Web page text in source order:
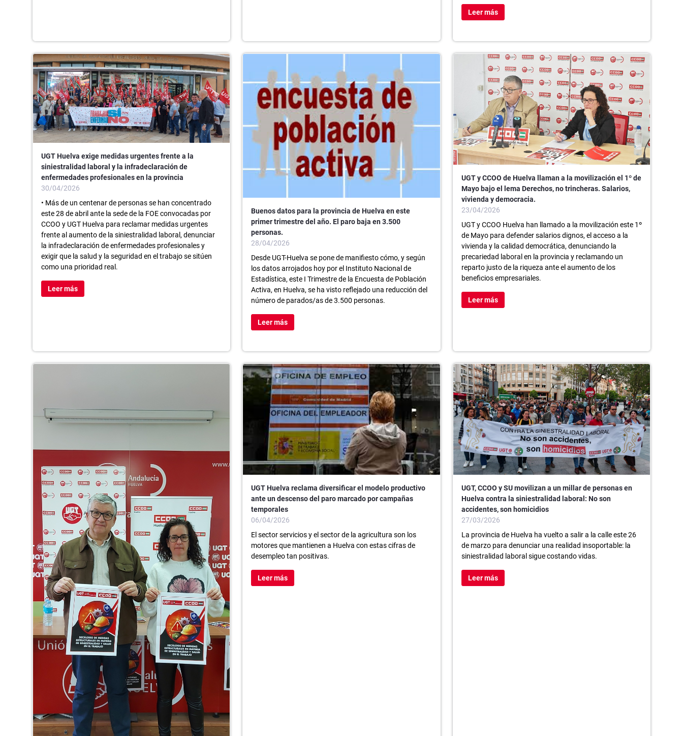
Leer más
UGT Huelva exige medidas urgentes frente a la
siniestralidad laboral y la infradeclaración de
enfermedades profesionales en la provincia
30/04/2026
• Más de un centenar de personas se han concentrado
este 28 de abril ante la sede de la FOE convocadas por
CCOO y UGT Huelva para reclamar medidas urgentes
frente al aumento de la siniestralidad laboral, denunciar
la infradeclaración de enfermedades profesionales y
exigir que la salud y la seguridad en el trabajo se sitúen
como una prioridad real.
Leer más
Buenos datos para la provincia de Huelva en este
primer trimestre del año. El paro baja en 3.500
personas.
28/04/2026
Desde UGT-Huelva se pone de manifiesto cómo, y según
los datos arrojados hoy por el Instituto Nacional de
Estadística, este I Trimestre de la Encuesta de Población
Activa, en Huelva, se ha visto reflejado una reducción del
número de parados/as de 3.500 personas.
Leer más
UGT y CCOO de Huelva llaman a la movilización el 1º de
Mayo bajo el lema Derechos, no trincheras. Salarios,
vivienda y democracia.
23/04/2026
UGT y CCOO Huelva han llamado a la movilización este 1º
de Mayo para defender salarios dignos, el acceso a la
vivienda y la calidad democrática, denunciando la
precariedad laboral en la provincia y reclamando un
reparto justo de la riqueza ante el aumento de los
beneficios empresariales.
Leer más
UGT Huelva reclama diversificar el modelo productivo
ante un descenso del paro marcado por campañas
temporales
06/04/2026
El sector servicios y el sector de la agricultura son los
motores que mantienen a Huelva con estas cifras de
desempleo tan positivas.
Leer más
UGT, CCOO y SU movilizan a un millar de personas en
Huelva contra la siniestralidad laboral: No son
accidentes, son homicidios
27/03/2026
La provincia de Huelva ha vuelto a salir a la calle este 26
de marzo para denunciar una realidad insoportable: la
siniestralidad laboral sigue costando vidas.
Leer más